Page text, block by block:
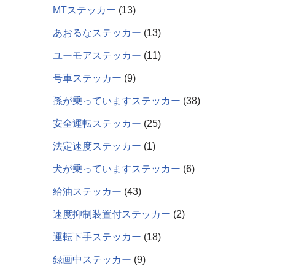
MTステッカー 13
あおるなステッカー 13
ユーモアステッカー 11
号車ステッカー 9
孫が乗っていますステッカー 38
安全運転ステッカー 25
法定速度ステッカー 1
犬が乗っていますステッカー 6
給油ステッカー 43
速度抑制装置付ステッカー 2
運転下手ステッカー 18
録画中ステッカー 9